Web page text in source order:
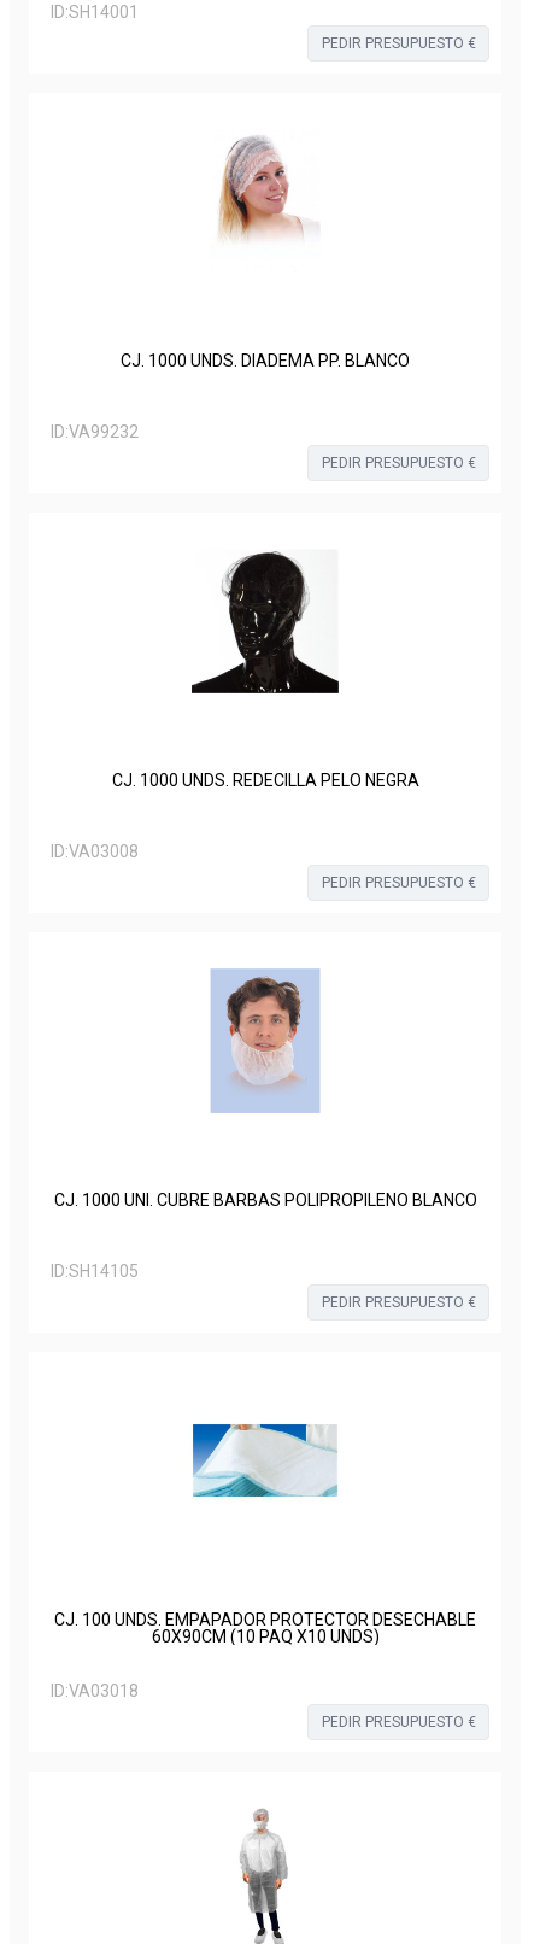
ID:SH14001
PEDIR PRESUPUESTO €
CJ. 1000 UNDS. DIADEMA PP. BLANCO
ID:VA99232
PEDIR PRESUPUESTO €
CJ. 1000 UNDS. REDECILLA PELO NEGRA
ID:VA03008
PEDIR PRESUPUESTO €
CJ. 1000 UNI. CUBRE BARBAS POLIPROPILENO BLANCO
ID:SH14105
PEDIR PRESUPUESTO €
CJ. 100 UNDS. EMPAPADOR PROTECTOR DESECHABLE
60X90CM (10 PAQ X10 UNDS)
ID:VA03018
PEDIR PRESUPUESTO €